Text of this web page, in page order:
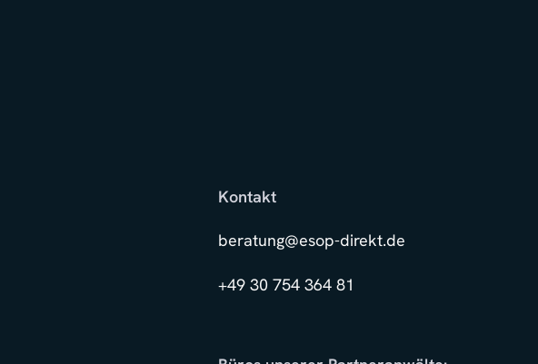
Kontakt
beratung@esop-direkt.de
+49 30 754 364 81